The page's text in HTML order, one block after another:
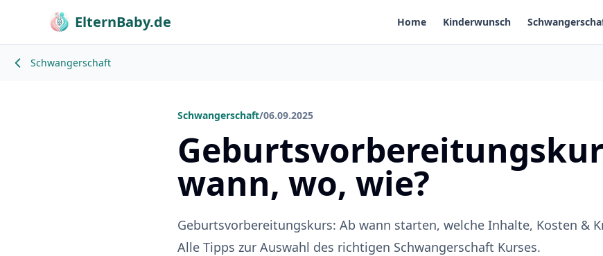
ElternBaby.de Home Kinderwunsch
Schwangerschaft
Schwangerschaft/06.09.2025
wann, wo, wie?
Geburtsvorbereitungskurs: Ab wann starten, welche Inhalte, Kosten &
Alle Tipps zur Auswahl des richtigen Schwangerschaft Kurses.